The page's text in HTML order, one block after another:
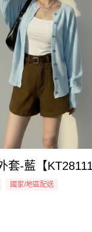
套-藍【
國家/地區配送